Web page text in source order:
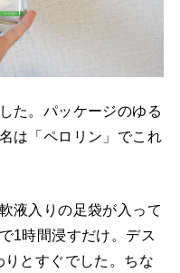
た。パッケージのゆる
は「ペロリン」でこれ
液入りの足袋が入って
1時間浸すだけ。デス
とすぐでした。ちな